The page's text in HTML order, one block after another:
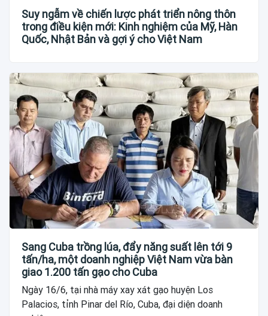
Suy ngẫm về chiến lược phát triển nông thôn
trong điều kiện mới: Kinh nghiệm của Mỹ, Hàn
Quốc, Nhật Bản và gợi ý cho Việt Nam
Sang Cuba trồng lúa, đẩy năng suất lên tới 9
tấn/ha, một doanh nghiệp Việt Nam vừa bàn
giao 1.200 tấn gạo cho Cuba
Ngày 16/6, tại nhà máy xay xát gạo huyện Los
Palacios, tỉnh Pinar del Río, Cuba, đại diện doanh